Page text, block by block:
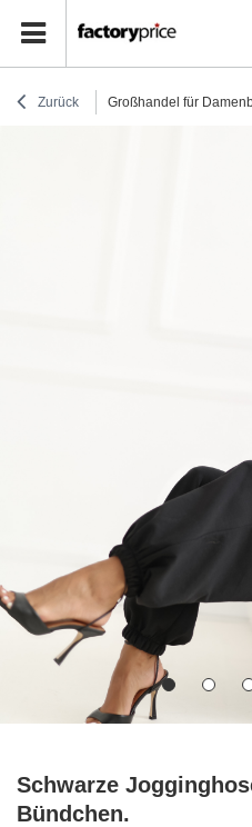
Zurück Großhandel für
Schwarze
Bündchen.